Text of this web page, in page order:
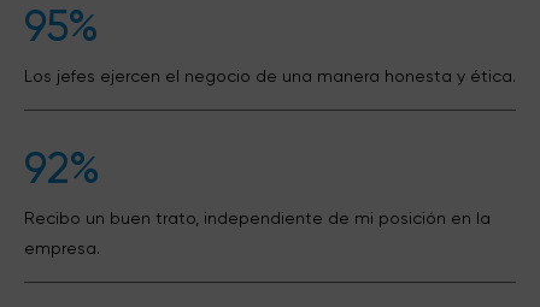
95%
Los jefes ejercen el negocio de una manera honesta y ética.
92%
Recibo un buen trato, independiente de mi posición en la
empresa.